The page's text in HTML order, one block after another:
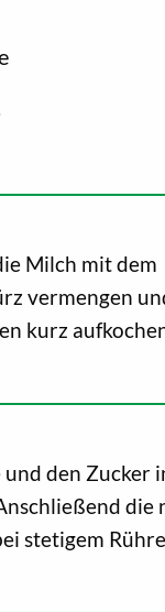
Milch mit dem
vermengen
kurz
und den Zucker
die
stetigem